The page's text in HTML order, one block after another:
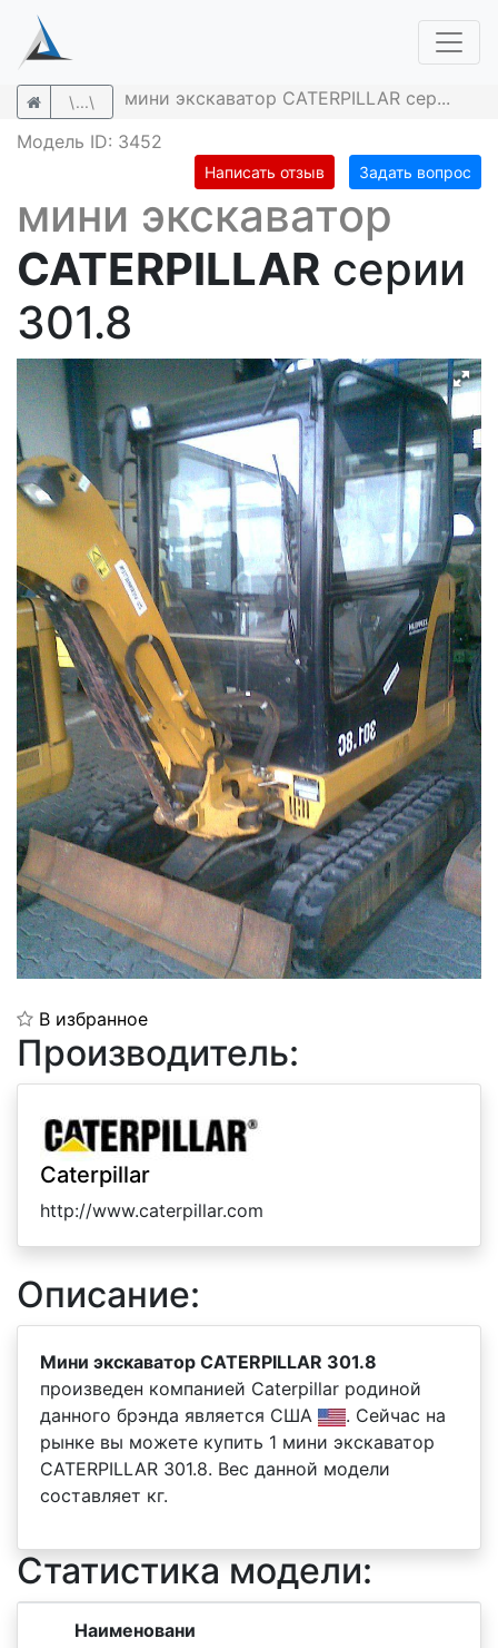
\...\
мини экскаватор CATERPILLAR сер...
Модель ID: 3452
Написать отзыв Задать вопрос
мини экскаватор
CATERPILLAR серии
301.8
В избранное
Производитель:
Caterpillar
http://www.caterpillar.com
Описание:
Мини экскаватор CATERPILLAR 301.8
произведен компанией Caterpillar родиной
данного брэнда является США
. Сейчас на
рынке вы можете купить 1 мини экскаватор
CATERPILLAR 301.8. Вес данной модели
составляет кг.
Статистика модели:
Наименовани